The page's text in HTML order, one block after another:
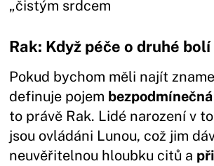
„čistým srdcem
Rak: Když péče o druhé bolí
Pokud bychom měli najít
definuje pojem
to právě Rak. Lidé narození v
jsou ovládáni Lunou, což jim
neuvěřitelnou hloubku citů a